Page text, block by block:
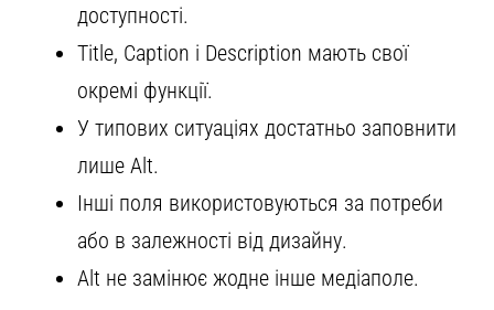
доступності.
Title, Caption і Description мають свої
окремі функції.
У типових ситуаціях достатньо заповнити
лише Alt.
Інші поля використовуються за потреби
або в залежності від дизайну.
Alt не замінює жодне інше медіаполе.